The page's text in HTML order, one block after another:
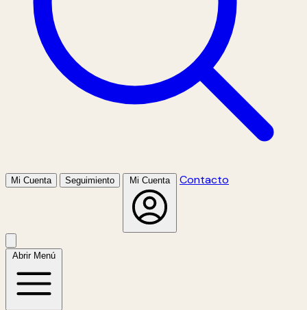
Mi Cuenta Seguimiento Mi Cuenta Contacto
Abrir Menú